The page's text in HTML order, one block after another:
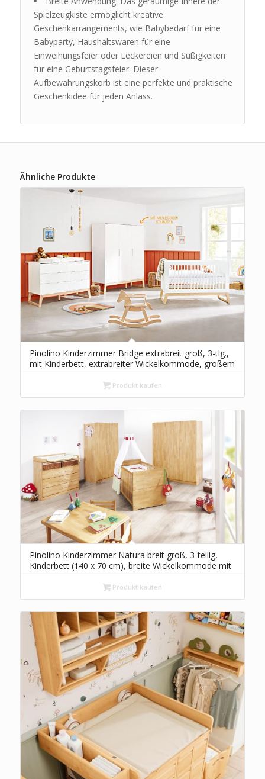
Spielzeugkiste ermöglicht kreative
Geschenkarrangements, wie Babybedarf für eine
Babyparty, Haushaltswaren für eine
Einweihungsfeier oder Leckereien und Süßigkeiten
für eine Geburtstagsfeier. Dieser
Aufbewahrungskorb ist eine perfekte und praktische
Geschenkidee für jeden Anlass.
Ähnliche Produkte
Pinolino Kinderzimmer Bridge extrabreit groß, 3-tlg.,
mit Kinderbett, extrabreiter Wickelkommode, großem
Produkt kaufen
Pinolino Kinderzimmer Natura breit groß, 3-teilig,
Kinderbett (140 x 70 cm), breite Wickelkommode mit
massiv, geölt (Art.-Nr. 10 21 74 BG)
Produkt kaufen